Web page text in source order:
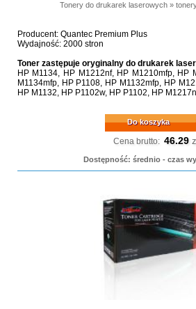
Tonery do drukarek laserowych»
Producent: Quantec Premium Plus
Wydajność: 2000 stron
Toner zastępuje oryginalny do drukarek
HP M1134, HP M1212nf, HP M1210mfp, HP
M1134mfp, HP P1108, HP M1132mfp, HP
HP M1132, HP P1102w, HP P1102, HP
Do koszyka
Cena brutto: 46.29
Dostępność: średnio - czas